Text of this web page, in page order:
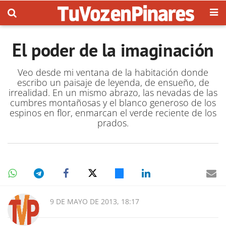
El poder de la imaginación
Veo desde mi ventana de la habitación donde
escribo un paisaje de leyenda, de ensueño, de
irrealidad. En un mismo abrazo, las nevadas de las
cumbres montañosas y el blanco generoso de los
espinos en flor, enmarcan el verde reciente de los
prados.
9 DE MAYO DE 2013, 18:17